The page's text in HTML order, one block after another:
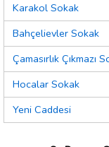
Karakol Sokak
Bahçelievler Sokak
Çamasırlık Çıkmazı
Hocalar Sokak
Yeni Caddesi